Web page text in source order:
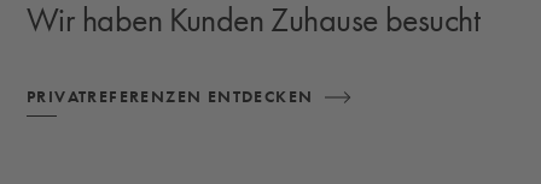
Wir haben Kunden Zuhause besucht
PRIVATREFERENZEN ENTDECKEN